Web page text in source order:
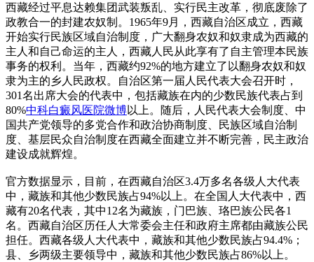
西藏经过平息达赖集团武装叛乱、实行民主改革，彻底废除了
政教合一的封建农奴制。1965年9月，西藏自治区成立，西藏
开始实行民族区域自治制度，广大翻身农奴和奴隶成为西藏的
主人和自己命运的主人，西藏人民从此享有了自主管理本民族
事务的权利。当年，西藏约92%的地方建立了以翻身农奴和奴
隶为主的乡人民政权。自治区第一届人民代表大会召开时，
301名出席大会的代表中，包括藏族在内的少数民族代表占到
80%中科白癜风医院微博以上。随后，人民代表大会制度、中
国共产党领导的多党合作和政治协商制度、民族区域自治制
度、基层民众自治制度在西藏全面建立并不断完善，民主政治
建设成就辉煌。
官方数据显示，目前，在西藏自治区3.4万多名各级人大代表
中，藏族和其他少数民族占94%以上。在全国人大代表中，西
藏有20名代表，其中12名为藏族，门巴族、珞巴族公民各1
名。西藏自治区历任人大常委会主任和政府主席都由藏族公民
担任。西藏各级人大代表中，藏族和其他少数民族占94.4%；
县、乡两级主要领导中，藏族和其他少数民族占86%以上。